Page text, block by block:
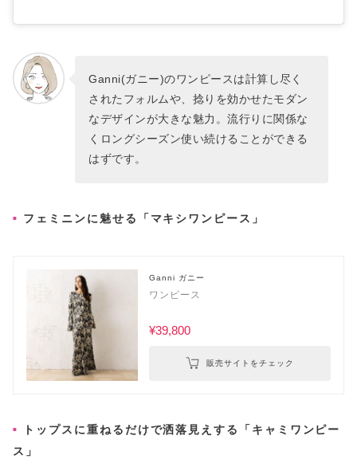
Ganni(ガニー)のワンピースは計算し尽く
されたフォルムや、捻りを効かせたモダン
なデザインが大きな魅力。流行りに関係な
くロングシーズン使い続けることができる
はずです。
フェミニンに魅せる「マキシワンピース」
Ganni ガニー
ワンピース
¥39,800
販売サイトをチェック
トップスに重ねるだけで洒落見えする「キャミワンピー
ス」